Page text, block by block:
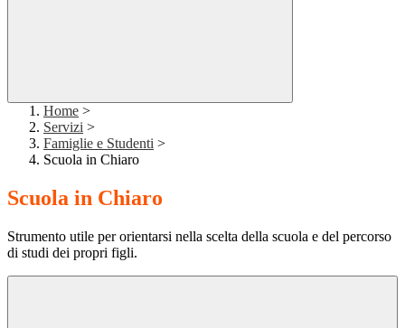
Home >
Servizi >
Famiglie e Studenti >
Scuola in Chiaro
Scuola in Chiaro
Strumento utile per orientarsi nella scelta della scuola e del percorso
di studi dei propri figli.